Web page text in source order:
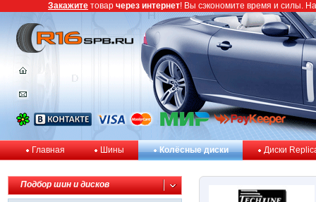
Главная Шины Колёсные диски Диски
Подбор шин и дисков
Закажите товар через интернет! Вы сэкономите время и силы.